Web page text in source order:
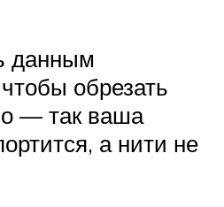
данным
обрезать
— так ваша
а нити не